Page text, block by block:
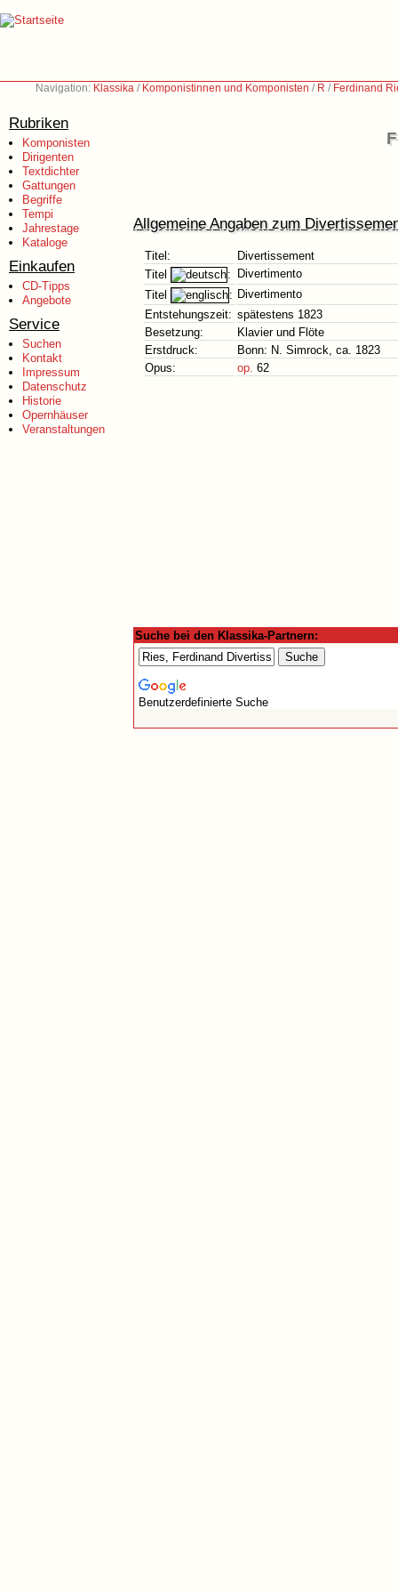
Navigation: Klassika / Komponistinnen und Komponisten / R / Ferdinand
Rubriken
Komponisten
Dirigenten
Textdichter
Gattungen
Begriffe
Tempi
Jahrestage
Kataloge
Einkaufen
CD-Tipps
Angebote
Service
Suchen
Kontakt
Impressum
Datenschutz
Historie
Opernhäuser
Veranstaltungen
Allgemeine Angaben zum
Titel:
Divertissement
Titel
:
Divertimento
Titel
: Divertimento
Entstehungszeit: spätestens 1823
Besetzung:
Klavier und Flöte
Erstdruck:
Bonn: N. Simrock, ca. 1823
Opus:
op. 62
Suche bei den Klassika-Partnern:
Benutzerdefinierte Suche